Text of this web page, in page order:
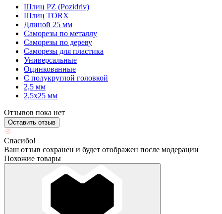
Шлиц PZ (Pozidriv)
Шлиц TORX
Длиной 25 мм
Саморезы по металлу
Саморезы по дереву
Саморезы для пластика
Универсальные
Оцинкованные
С полукруглой головкой
2,5 мм
2,5х25 мм
Отзывов пока нет
Оставить отзыв
Спасибо!
Ваш отзыв сохранен и будет отображен после модерации
Похожие товары